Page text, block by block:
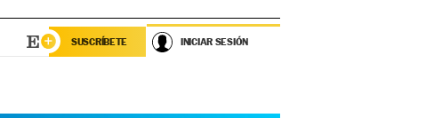
SUSCRÍBETE INICIAR SESIÓN